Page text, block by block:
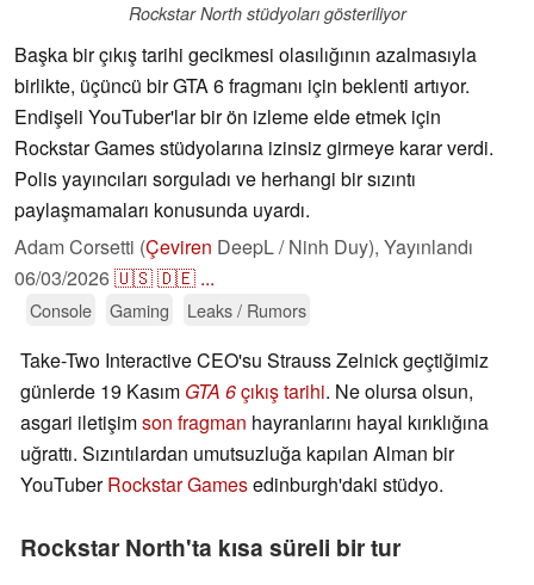
Rockstar North stüdyoları gösteriliyor
Başka bir çıkış tarihi gecikmesi olasılığının azalmasıyla
birlikte, üçüncü bir GTA 6 fragmanı için beklenti artıyor.
Endişeli YouTuber'lar bir ön izleme elde etmek için
Rockstar Games stüdyolarına izinsiz girmeye karar verdi.
Polis yayıncıları sorguladı ve herhangi bir sızıntı
paylaşmamaları konusunda uyardı.
Adam Corsetti (Çeviren DeepL / Ninh Duy), Yayınlandı
06/03/2026🇺🇸🇩🇪 ...
Console Gaming Leaks / Rumors
Take-Two Interactive CEO'su Strauss Zelnick geçtiğimiz
günlerde 19 Kasım GTA 6çıkış tarihi. Ne olursa olsun,
asgari iletişimson fragman hayranlarını hayal kırıklığına
uğrattı. Sızıntılardan umutsuzluğa kapılan Alman bir
YouTuberRockstar Gamesedinburgh'daki stüdyo.
Rockstar North'ta kısa süreli bir tur